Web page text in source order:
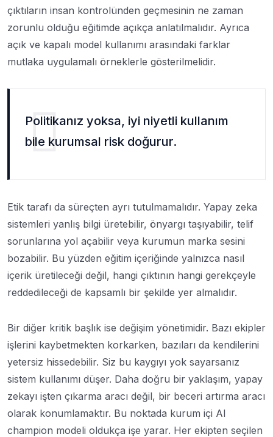
çıktıların insan kontrolünden geçmesinin ne zaman
zorunlu olduğu eğitimde açıkça anlatılmalıdır. Ayrıca
açık ve kapalı model kullanımı arasındaki farklar
mutlaka uygulamalı örneklerle gösterilmelidir.
Politikanız yoksa, iyi niyetli kullanım
bile kurumsal risk doğurur.
Etik tarafı da süreçten ayrı tutulmamalıdır. Yapay zeka
sistemleri yanlış bilgi üretebilir, önyargı taşıyabilir, telif
sorunlarına yol açabilir veya kurumun marka sesini
bozabilir. Bu yüzden eğitim içeriğinde yalnızca nasıl
içerik üretileceği değil, hangi çıktının hangi gerekçeyle
reddedileceği de kapsamlı bir şekilde yer almalıdır.
Bir diğer kritik başlık ise değişim yönetimidir. Bazı ekipler
işlerini kaybetmekten korkarken, bazıları da kendilerini
yetersiz hissedebilir. Siz bu kaygıyı yok sayarsanız
sistem kullanımı düşer. Daha doğru bir yaklaşım, yapay
zekayı işten çıkarma aracı değil, bir beceri artırma aracı
olarak konumlamaktır. Bu noktada kurum içi AI
champion modeli oldukça işe yarar. Her ekipten seçilen